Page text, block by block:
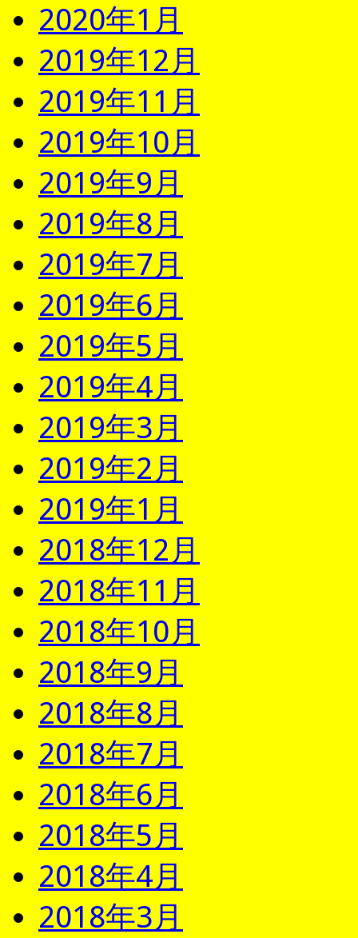
2020年1月
2019年12月
2019年11月
2019年10月
2019年9月
2019年8月
2019年7月
2019年6月
2019年5月
2019年4月
2019年3月
2019年2月
2019年1月
2018年12月
2018年11月
2018年10月
2018年9月
2018年8月
2018年7月
2018年6月
2018年5月
2018年4月
2018年3月